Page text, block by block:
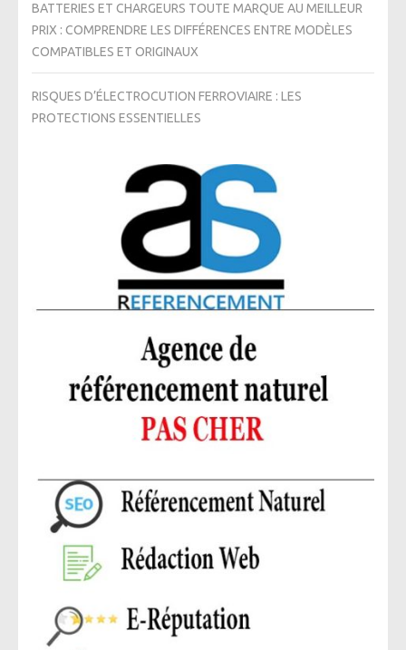
BATTERIES ET CHARGEURS TOUTE MARQUE AU MEILLEUR
PRIX : COMPRENDRE LES DIFFÉRENCES ENTRE MODÈLES
COMPATIBLES ET ORIGINAUX
RISQUES D’ÉLECTROCUTION FERROVIAIRE : LES
PROTECTIONS ESSENTIELLES